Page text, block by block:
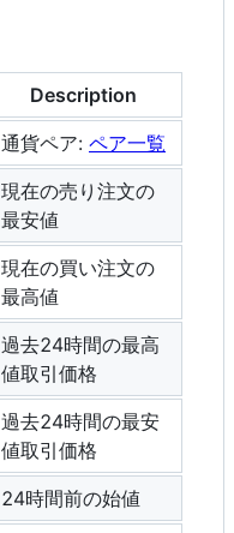
Description
通貨ペア: ペア一覧
現在の売り注文の
最安値
現在の買い注文の
最高値
過去24時間の最高
値取引価格
過去24時間の最安
値取引価格
24時間前の始値